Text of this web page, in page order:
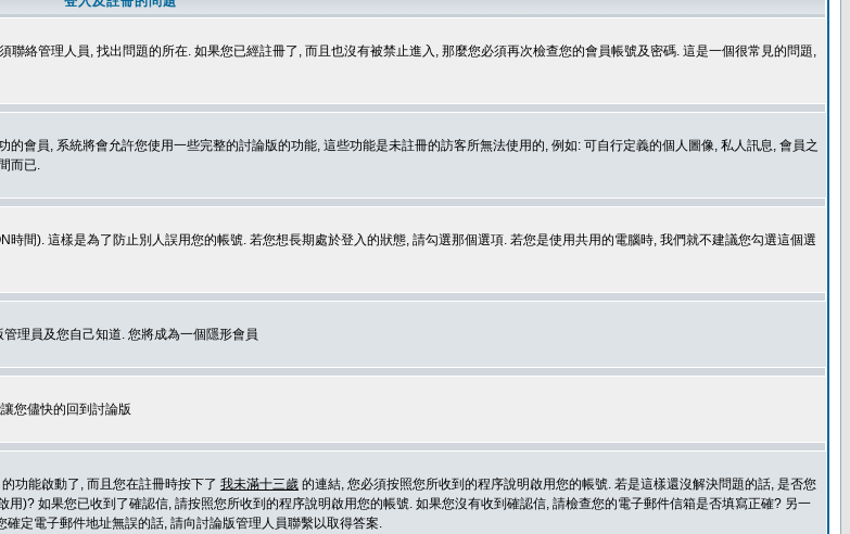
絡管理人員, 找出問題的所在. 如果您已經註冊了, 而且也沒有被禁止進入, 那麼您必須再次檢查您的會員帳號及密碼. 這是一個很常見的問題,
會員, 系統將會允許您使用一些完整的討論版的功能, 這些功能是未註冊的訪客所無法使用的, 例如: 可自行定義的個人圖像, 私人訊息, 會員之
而已.
間). 這樣是為了防止別人誤用您的帳號. 若您想長期處於登入的狀態, 請勾選那個選項. 若您是使用共用的電腦時, 我們就不建議您勾選這個選
理員及您自己知道. 您將成為一個隱形會員
您儘快的回到討論版
功能啟動了, 而且您在註冊時按下了 我未滿十三歲 的連結, 您必須按照您所收到的程序說明啟用您的帳號. 若是這樣還沒解決問題的話, 是否您
)? 如果您已收到了確認信, 請按照您所收到的程序說明啟用您的帳號. 如果您沒有收到確認信, 請檢查您的電子郵件信箱是否填寫正確? 另一
定電子郵件地址無誤的話, 請向討論版管理人員聯繫以取得答案.